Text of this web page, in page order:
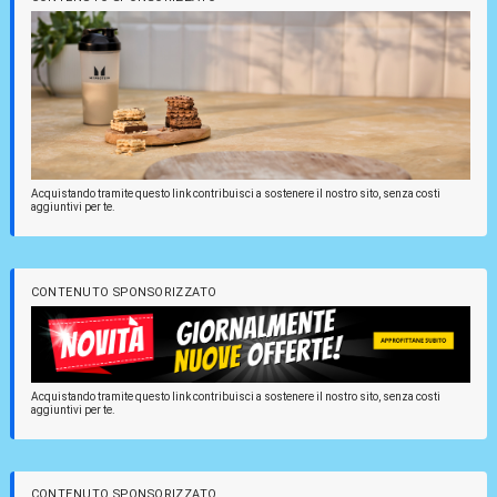
Acquistando tramite questo link contribuisci a sostenere il nostro sito, senza costi
aggiuntivi per te.
CONTENUTO SPONSORIZZATO
Acquistando tramite questo link contribuisci a sostenere il nostro sito, senza costi
aggiuntivi per te.